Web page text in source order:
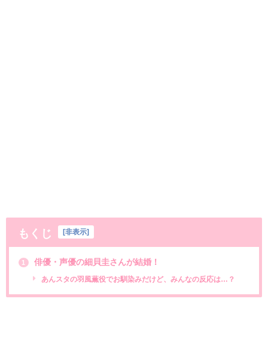
もくじ 非表示
1 俳優・声優の細貝圭さんが結婚！
あんスタの羽風薫役でお馴染みだけど、みんなの反応は…？